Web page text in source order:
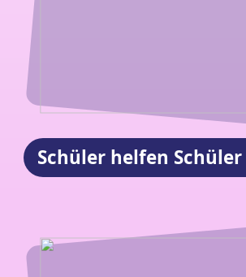
Schüler helfen Schüler